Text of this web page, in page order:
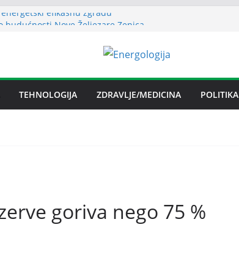
efikasnu zgradu
električnom energijom stabilno
električnom energijom
licenca OFAK-a, nastavlja se isporuka
TEHNOLOGIJA ZDRAVLJE/MEDICINA POLITIKA
goriva nego 75 %